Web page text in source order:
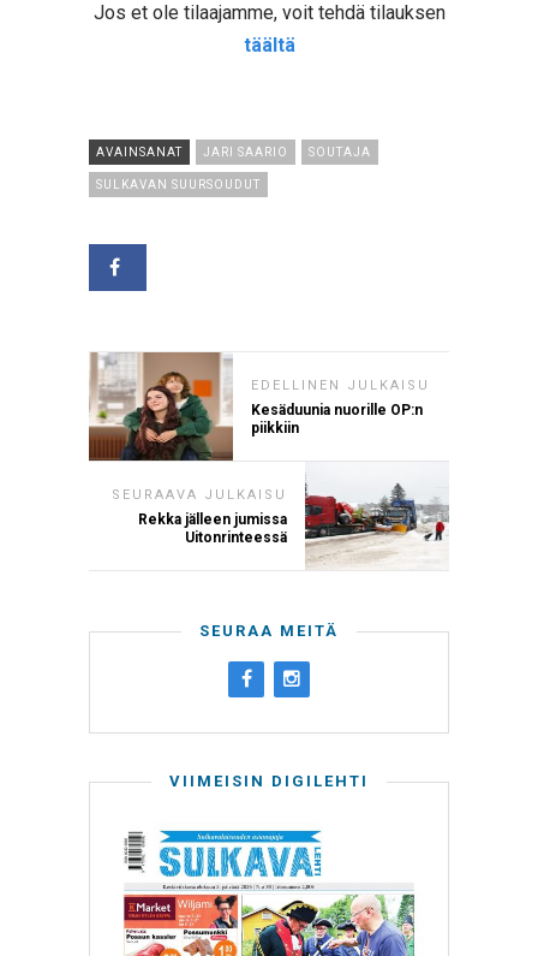
Jos et ole tilaajamme, voit tehdä tilauksen
täältä
AVAINSANAT JARI SAARIO SOUTAJA
SULKAVAN SUURSOUDUT
EDELLINEN JULKAISU
Kesäduunia nuorille OP:n
piikkiin
SEURAAVA JULKAISU
Rekka jälleen jumissa
Uitonrinteessä
SEURAA MEITÄ
VIIMEISIN DIGILEHTI